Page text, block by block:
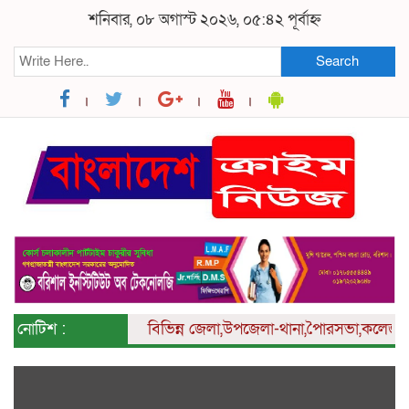
শনিবার, ০৮ অগাস্ট ২০২৬, ০৫:৪২ পূর্বাহ্ন
Search
নোটিশ : বিভিন্নজেলা,উপজেলা-থানা,পৈারসভা,কলেজ ও